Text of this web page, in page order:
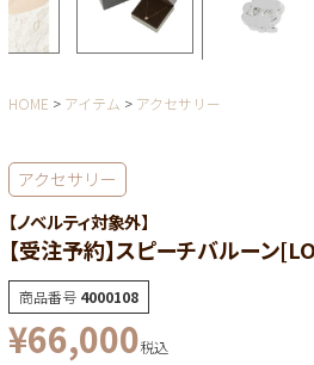
HOME アイテム アクセサリー
アクセサリー
【ノベルティ対象外】
【受注予約】スピーチバルーン
商品番号 4000108
¥66,000税込